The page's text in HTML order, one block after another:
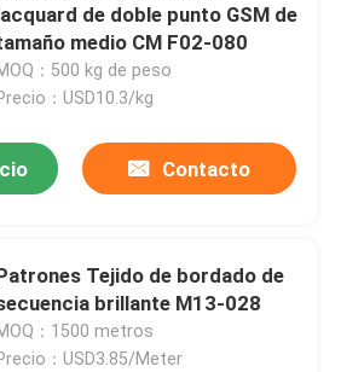
de doble punto GSM de
medio CM F02-080
：500 kg de peso
：USD10.3/kg
Contacto
Tejido de bordado de
brillante M13-028
：1500 metros
：USD3.85/Meter